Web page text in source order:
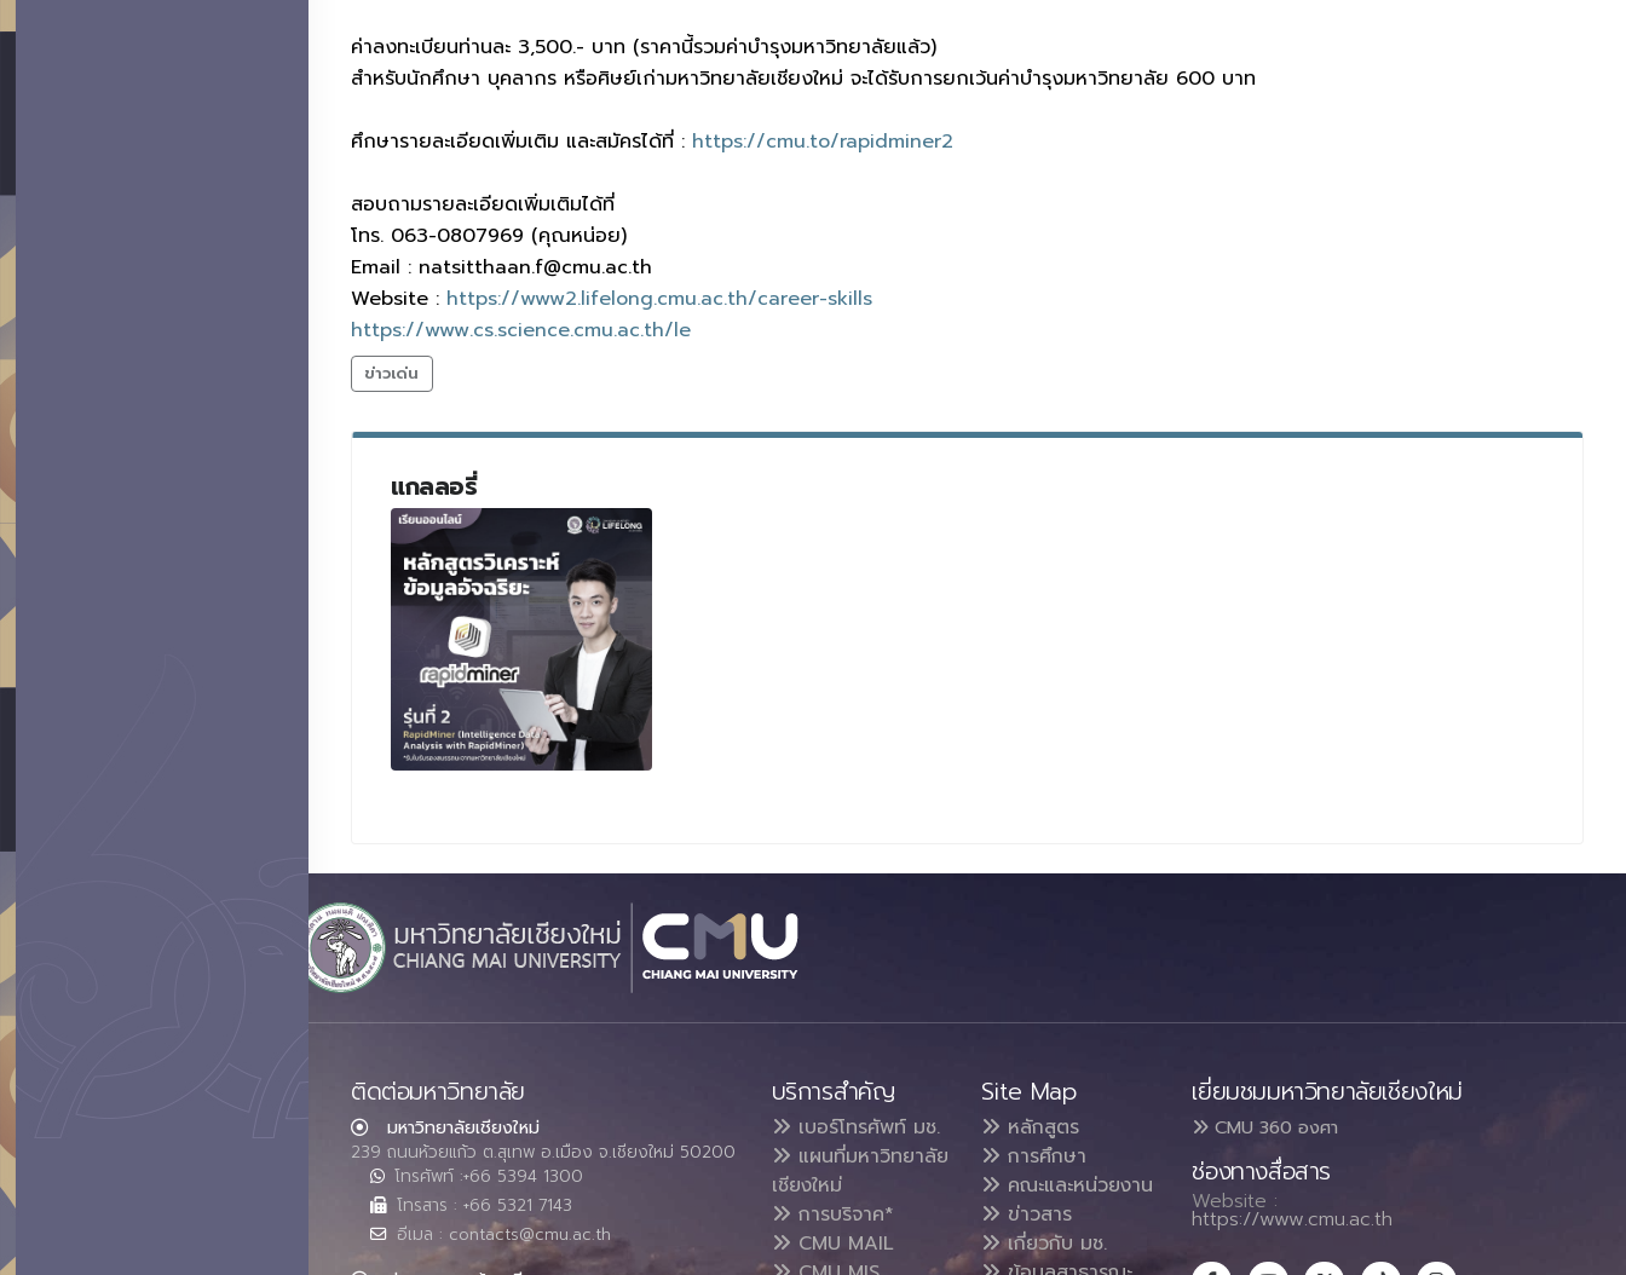
ค่าลงทะเบียนท่านละ 3,500.- บาท (ราคานี้รวมค่าบำรุงมหาวิทยาลัยแล้ว)
สำหรับนักศึกษา บุคลากร หรือศิษย์เก่ามหาวิทยาลัยเชียงใหม่ จะได้รับการยกเว้นค่าบำรุงมหาวิทยาลัย 600 บาท
ศึกษารายละเอียดเพิ่มเติม และสมัครได้ที่ : https://cmu.to/rapidminer2
สอบถามรายละเอียดเพิ่มเติมได้ที่
โทร. 063-0807969 (คุณหน่อย)
Email : natsitthaan.f@cmu.ac.th
Website : https://www2.lifelong.cmu.ac.th/career-skills
https://www.cs.science.cmu.ac.th/le
ข่าวเด่น
แกลลอรี่
ติดต่อมหาวิทยาลัย
มหาวิทยาลัยเชียงใหม่
239 ถนนห้วยแก้ว ต.สุเทพ อ.เมือง จ.เชียงใหม่ 50200
โทรศัพท์ :+66 5394 1300
โทรสาร : +66 5321 7143
อีเมล : contacts@cmu.ac.th
บริการสำคัญ
เบอร์โทรศัพท์ มช.
แผนที่มหาวิทยาลัย
เชียงใหม่
การบริจาค*
CMU MAIL
Site Map
หลักสูตร
การศึกษา
คณะและหน่วยงาน
ข่าวสาร
เกี่ยวกับ มช.
เยี่ยมชมมหาวิทยาลัยเชียงใหม่
CMU 360 องศา
ช่องทางสื่อสาร
Website :
https://www.cmu.ac.th